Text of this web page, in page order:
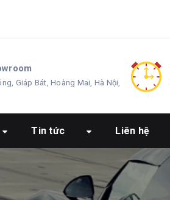
Giáp Bát, Hoàng Mai, Hà Nội,
Tin tức Liên hệ